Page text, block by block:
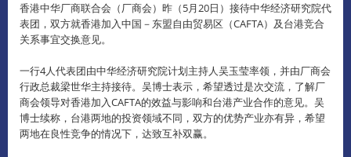
香港中华厂商联合会（厂商会）昨（5月20日）接待中华经济研究院代
表团，双方就香港加入中国－东盟自由贸易区（CAFTA）及台港竞合
关系事宜交换意见。
一行4人代表团由中华经济研究院计划主持人吴玉莹率领，并由厂商会
行政总裁梁世华主持接待。吴博士表示，希望透过是次交流，了解厂
商会领导对香港加入CAFTA的效益与影响和台港产业合作的意见。吴
博士续称，台港两地的投​​资领域不同，双方的优势产业亦有异，希望
两地在良性竞争的情况下，达致互补双赢。